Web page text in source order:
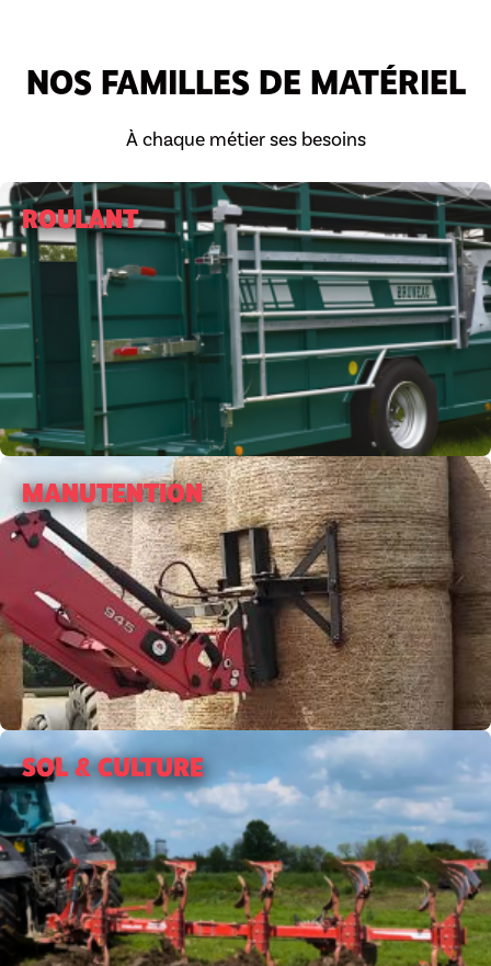
NOS FAMILLES DE MATÉRIEL
À chaque métier ses besoins
ROULANT
MANUTENTION
SOL & CULTURE